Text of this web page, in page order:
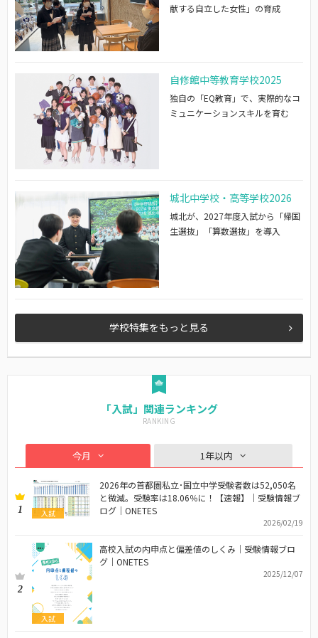
献する自立した女性」の育成
自修館中等教育学校2025
独自の「EQ教育」で、実際的なコ
ミュニケーションスキルを育む
城北中学校・高等学校2026
城北が、2027年度入試から「帰国
生選抜」「算数選抜」を導入
学校特集をもっと見る
「入試」関連ランキング
今月 1年以内
1 入試
2026年の首都圏私立･国立中学受験者数は52,050名
と微減。受験率は18.06％に！【速報】｜受験情報ブ
ログ｜ONETES
2026/02/19
2
入試
高校入試の内申点と偏差値のしくみ｜受験情報ブロ
グ｜ONETES
2025/12/07